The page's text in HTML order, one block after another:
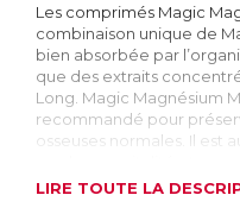
Les comprimés Magic
combinaison unique de
bien absorbée par
que des extraits
Long. Magic Magnésium
recommandé pour
osseuses normales. Il est
LIRE TOUTE LA